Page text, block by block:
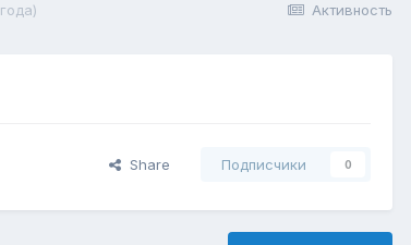
Активность
Share Подписчики 0